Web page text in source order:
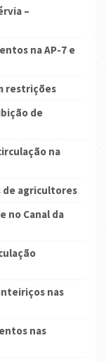
–
na AP-7 e
restrições
de
na
de agricultores
no Canal da
nas
nas